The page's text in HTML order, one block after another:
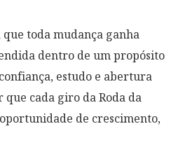
toda mudança ganha
dentro de um propósito
estudo e abertura
cada giro da Roda da
de crescimento,